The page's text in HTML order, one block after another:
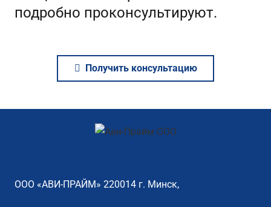
подробно проконсультируют.
Получить консультацию
ООО «АВИ-ПРАЙМ» 220014 г. Минск,